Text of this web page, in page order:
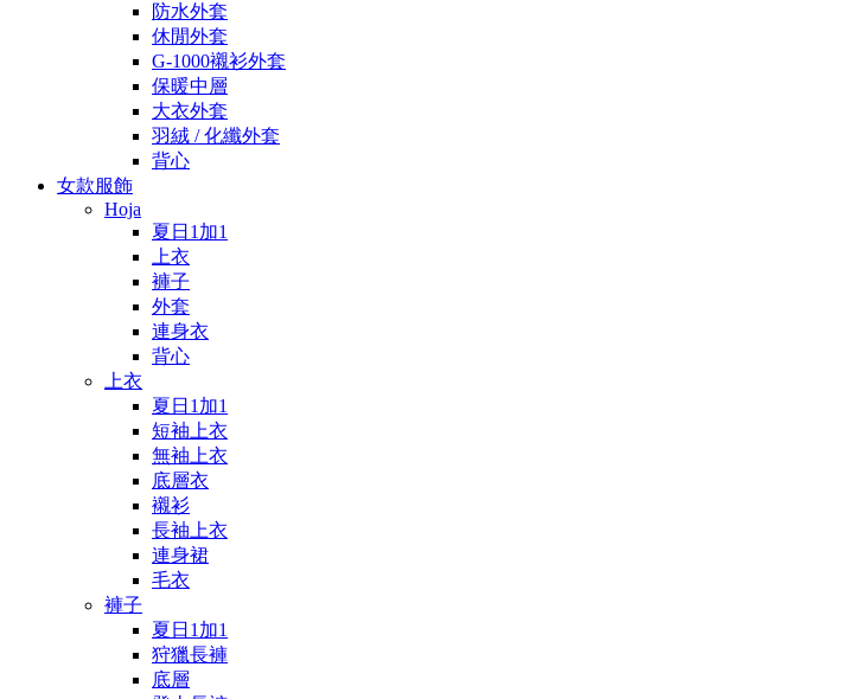
防水外套
休閒外套
G-1000襯衫外套
保暖中層
大衣外套
羽絨 / 化纖外套
背心
女款服飾
Hoja
夏日1加1
上衣
褲子
外套
連身衣
背心
上衣
夏日1加1
短袖上衣
無袖上衣
底層衣
襯衫
長袖上衣
連身裙
毛衣
褲子
夏日1加1
狩獵長褲
底層